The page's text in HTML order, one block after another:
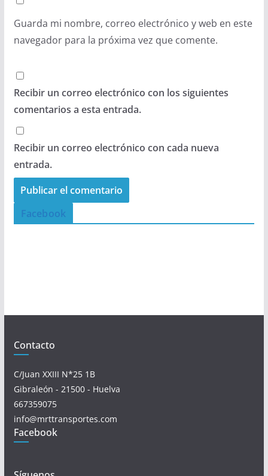
Guarda mi nombre, correo electrónico y web en este
navegador para la próxima vez que comente.
Recibir un correo electrónico con los siguientes
comentarios a esta entrada.
Recibir un correo electrónico con cada nueva
entrada.
Facebook
Contacto
C/Juan XXIII N*25 1B
Gibraleón - 21500 - Huelva
667359075
info@mrttransportes.com
Facebook